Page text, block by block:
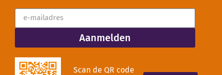
Aanmelden
Scan de QR code